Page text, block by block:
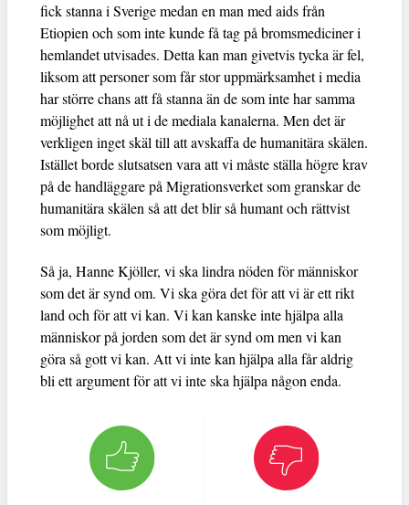
fick stanna i Sverige medan en man med aids från
Etiopien och som inte kunde få tag på bromsmediciner i
hemlandet utvisades. Detta kan man givetvis tycka är fel,
liksom att personer som får stor uppmärksamhet i media
har större chans att få stanna än de som inte har samma
möjlighet att nå ut i de mediala kanalerna. Men det är
verkligen inget skäl till att avskaffa de humanitära skälen.
Istället borde slutsatsen vara att vi måste ställa högre krav
på de handläggare på Migrationsverket som granskar de
humanitära skälen så att det blir så humant och rättvist
som möjligt.
Så ja, Hanne Kjöller, vi ska lindra nöden för människor
som det är synd om. Vi ska göra det för att vi är ett rikt
land och för att vi kan. Vi kan kanske inte hjälpa alla
människor på jorden som det är synd om men vi kan
göra så gott vi kan. Att vi inte kan hjälpa alla får aldrig
bli ett argument för att vi inte ska hjälpa någon enda.